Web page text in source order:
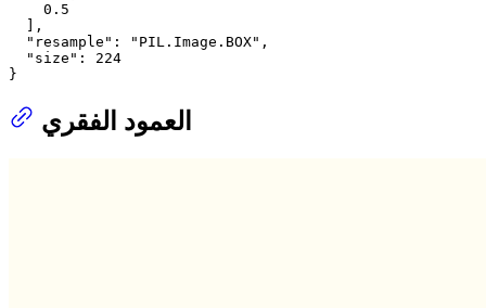
0.5
  ],
"resample" : "PIL.Image.BOX" ,
"size" : 224
}
العمود الفقري